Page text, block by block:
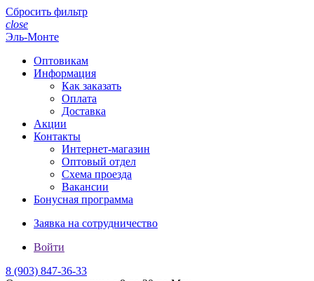
Сбросить фильтр
close
Эль-Монте
Оптовикам
Информация
Как заказать
Оплата
Доставка
Акции
Контакты
Интернет-магазин
Оптовый отдел
Схема проезда
Вакансии
Бонусная программа
Заявка на сотрудничество
Войти
8 (903) 847-36-33